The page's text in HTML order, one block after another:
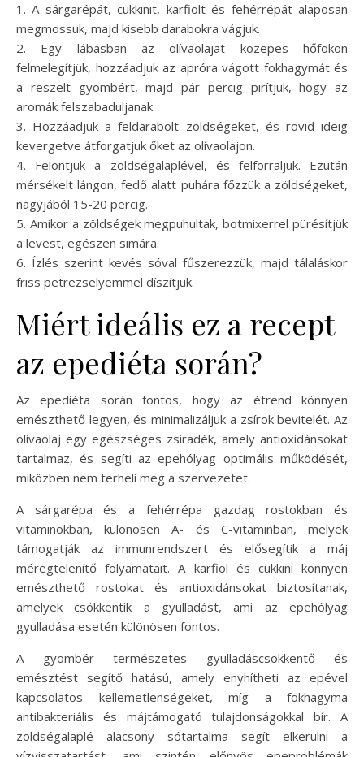
1. A sárgarépát, cukkinit, karfiolt és fehérrépát alaposan
megmossuk, majd kisebb darabokra vágjuk.
2. Egy lábasban az olívaolajat közepes hőfokon
felmelegítjük, hozzáadjuk az apróra vágott fokhagymát és
a reszelt gyömbért, majd pár percig pirítjuk, hogy az
aromák felszabaduljanak.
3. Hozzáadjuk a feldarabolt zöldségeket, és rövid ideig
kevergetve átforgatjuk őket az olívaolajon.
4. Felöntjük a zöldségalaplével, és felforraljuk. Ezután
mérsékelt lángon, fedő alatt puhára főzzük a zöldségeket,
nagyjából 15-20 percig.
5. Amikor a zöldségek megpuhultak, botmixerrel pürésítjük
a levest, egészen simára.
6. Ízlés szerint kevés sóval fűszerezzük, majd tálaláskor
friss petrezselyemmel díszítjük.
Miért ideális ez a recept
az epediéta során?
Az epediéta során fontos, hogy az étrend könnyen
emészthető legyen, és minimalizáljuk a zsírok bevitelét. Az
olívaolaj egy egészséges zsiradék, amely antioxidánsokat
tartalmaz, és segíti az epehólyag optimális működését,
miközben nem terheli meg a szervezetet.
A sárgarépa és a fehérrépa gazdag rostokban és
vitaminokban, különösen A- és C-vitaminban, melyek
támogatják az immunrendszert és elősegítik a máj
méregtelenítő folyamatait. A karfiol és cukkini könnyen
emészthető rostokat és antioxidánsokat biztosítanak,
amelyek csökkentik a gyulladást, ami az epehólyag
gyulladása esetén különösen fontos.
A gyömbér természetes gyulladáscsökkentő és
emésztést segítő hatású, amely enyhítheti az epével
kapcsolatos kellemetlenségeket, míg a fokhagyma
antibakteriális és májtámogató tulajdonságokkal bír. A
zöldségalaplé alacsony sótartalma segít elkerülni a